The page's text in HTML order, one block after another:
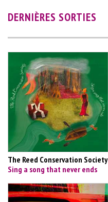
DERNIÈRES SORTIES
The Reed Conservation Society
Sing a song that never ends